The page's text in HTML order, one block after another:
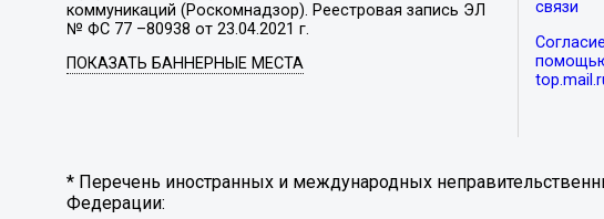
коммуникаций (Роскомнадзор). Реестровая запись ЭЛ
№ ФС 77 –80938 от 23.04.2021 г.
ПОКАЗАТЬ БАННЕРНЫЕ МЕСТА
связи
помощью
* Перечень иностранных и международных
Федерации: